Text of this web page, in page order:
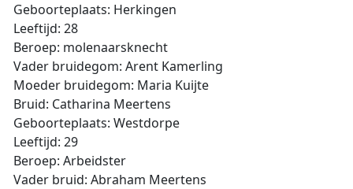
Geboorteplaats: Herkingen
Leeftijd: 28
Beroep: molenaarsknecht
Vader bruidegom: Arent Kamerling
Moeder bruidegom: Maria Kuijte
Bruid: Catharina Meertens
Geboorteplaats: Westdorpe
Leeftijd: 29
Beroep: Arbeidster
Vader bruid: Abraham Meertens